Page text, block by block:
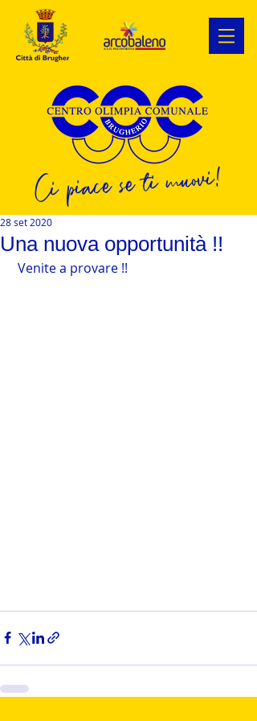
Ci piace se ti muovi!
Una nuova opportunità !!
28 set 2020
Venite a provare !!